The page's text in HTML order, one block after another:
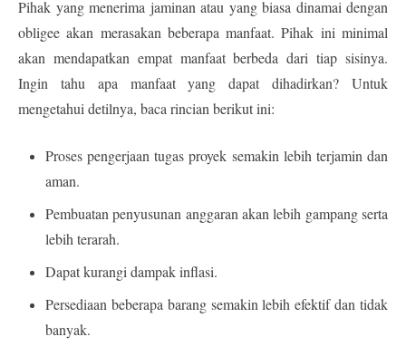
Pihak yang menerima jaminan atau yang biasa dinamai dengan
obligee akan merasakan beberapa manfaat. Pihak ini minimal
akan mendapatkan empat manfaat berbeda dari tiap sisinya.
Ingin tahu apa manfaat yang dapat dihadirkan? Untuk
mengetahui detilnya, baca rincian berikut ini:
Proses pengerjaan tugas proyek semakin lebih terjamin dan
aman.
Pembuatan penyusunan anggaran akan lebih gampang serta
lebih terarah.
Dapat kurangi dampak inflasi.
Persediaan beberapa barang semakin lebih efektif dan tidak
banyak.